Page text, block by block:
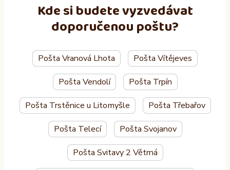
Kde si budete vyzvedávat
doporučenou poštu?
Pošta Vranová Lhota Pošta Vítějeves
Pošta Vendolí Pošta Trpín
Pošta Trstěnice u Litomyšle Pošta Třebařov
Pošta Telecí Pošta Svojanov
Pošta Svitavy 2 Větrná